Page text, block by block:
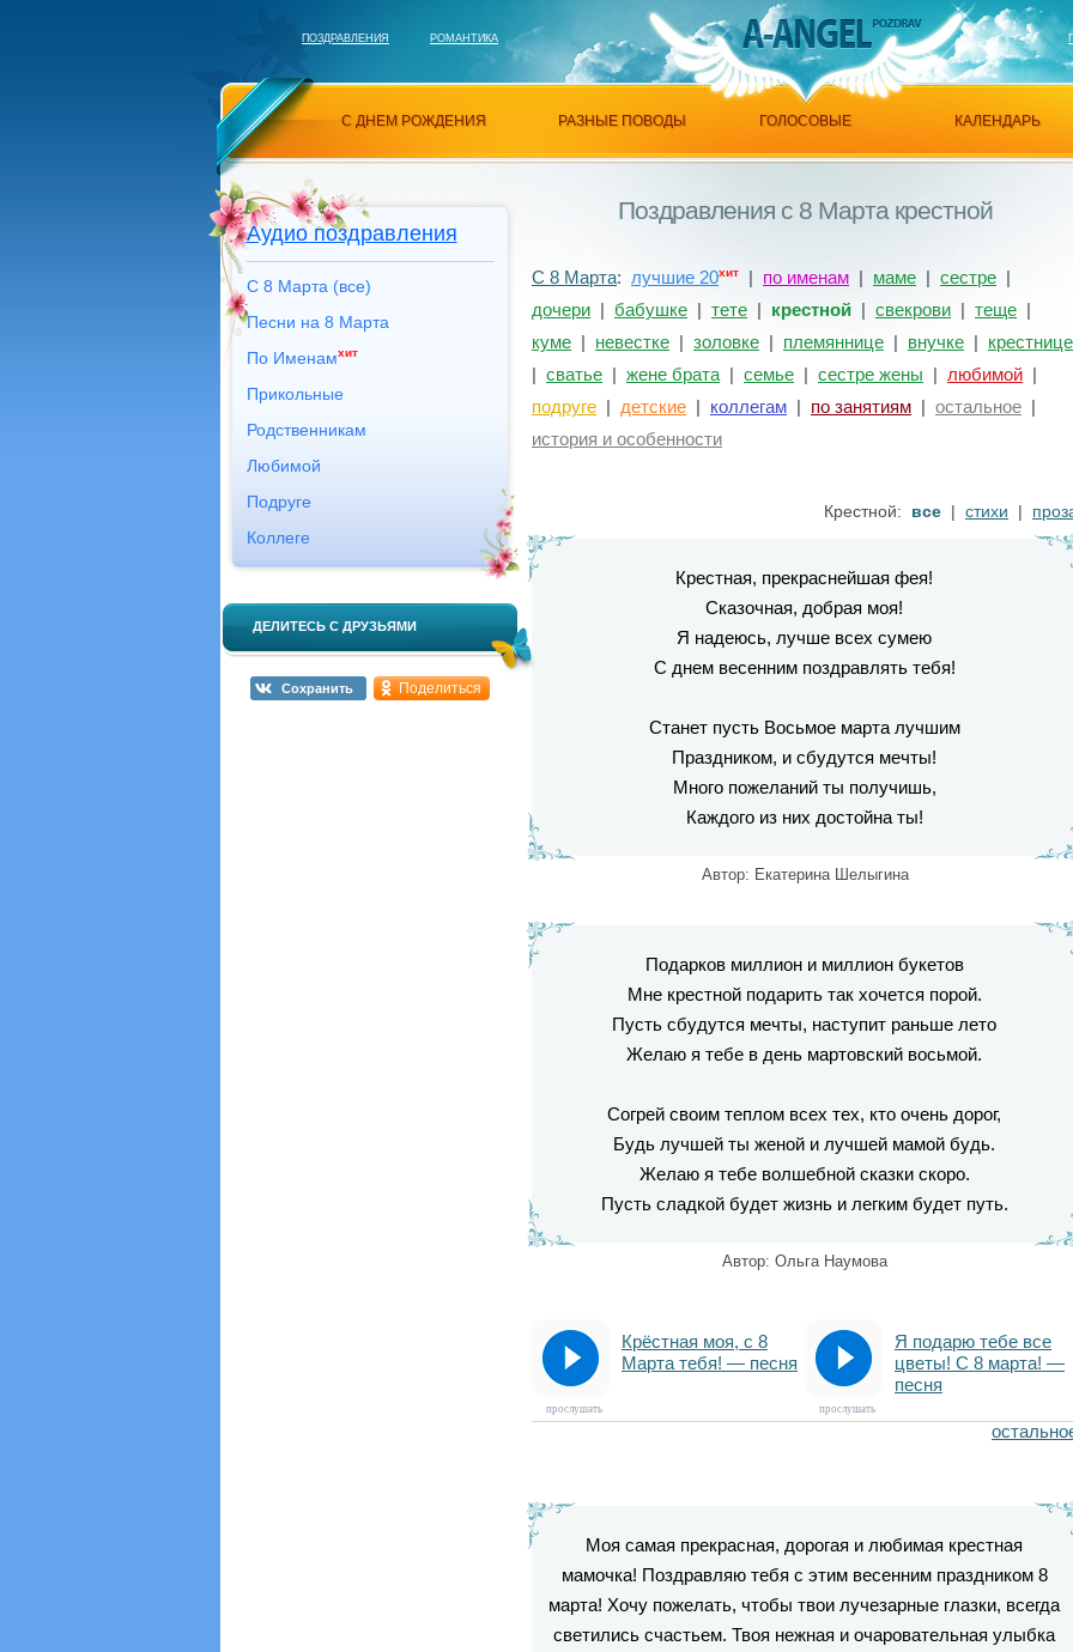
ПОЗДРАВЛЕНИЯ РОМАНТИКА
С ДНЕМ РОЖДЕНИЯ РАЗНЫЕ ПОВОДЫ ГОЛОСОВЫЕ КАЛЕНДАРЬ
Поздравления с 8 Марта крестной
С 8 Марта: лучшие 20хит | по именам | маме | сестре |
дочери | бабушке | тете | крестной | свекрови | теще |
куме | невестке | золовке | племяннице | внучке | крестнице
| сватье | жене брата | семье | сестре жены | любимой |
подруге | детские | коллегам | по занятиям | остальное |
история и особенности
Крестной: все | стихи |
Крестная, прекраснейшая фея!
Сказочная, добрая моя!
Я надеюсь, лучше всех сумею
С днем весенним поздравлять тебя!
Станет пусть Восьмое марта лучшим
Праздником, и сбудутся мечты!
Много пожеланий ты получишь,
Каждого из них достойна ты!
Автор: Екатерина Шелыгина
Подарков миллион и миллион букетов
Мне крестной подарить так хочется порой.
Пусть сбудутся мечты, наступит раньше лето
Желаю я тебе в день мартовский восьмой.
Согрей своим теплом всех тех, кто очень дорог,
Будь лучшей ты женой и лучшей мамой будь.
Желаю я тебе волшебной сказки скоро.
Пусть сладкой будет жизнь и легким будет путь.
Автор: Ольга Наумова
Крёстная моя, с 8
Марта тебя! — песня
прослушать
Я подарю тебе все
цветы! С 8 марта! —
песня
прослушать
Моя самая прекрасная, дорогая и любимая крестная
мамочка! Поздравляю тебя с этим весенним праздником 8
марта! Хочу пожелать, чтобы твои лучезарные глазки, всегда
светились счастьем. Твоя нежная и очаровательная улыбка
Аудио поздравления
С 8 Марта (все)
Песни на 8 Марта
По Именамхит
Прикольные
Родственникам
Любимой
Подруге
Коллеге
ДЕЛИТЕСЬ С ДРУЗЬЯМИ
Сохранить Поделиться